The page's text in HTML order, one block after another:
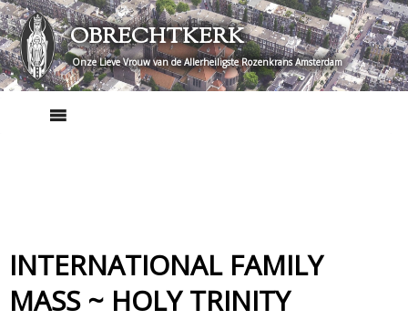
Skip
to
content
OBRECHTKERK
Onze Lieve Vrouw van de Allerheiligste Rozenkrans Amsterdam
INTERNATIONAL FAMILY
MASS ~ HOLY TRINITY